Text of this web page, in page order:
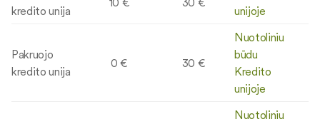
kredito unija
unijoje
Pakruojo
kredito unija
0 € 30 €
Nuotoliniu
būdu
Kredito
unijoje
Nuotoliniu